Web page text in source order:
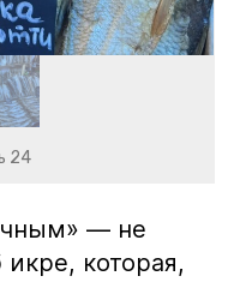
24
— не
которая,